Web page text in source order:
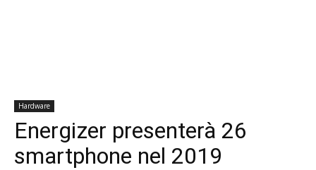
Hardware
Energizer presenterà 26
smartphone nel 2019